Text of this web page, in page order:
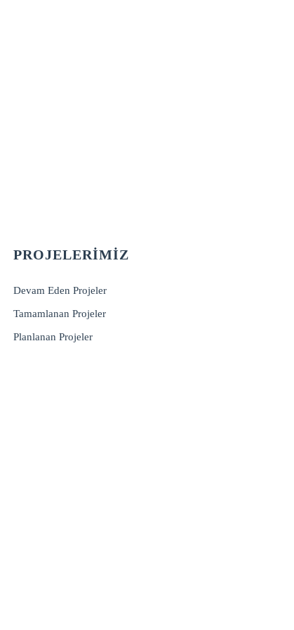
PROJELERIMIZ
Devam Eden Projeler
Tamamlanan Projeler
Planlanan Projeler